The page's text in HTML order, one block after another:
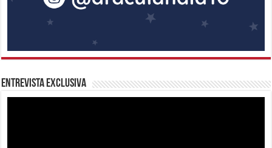
Entrevista Exclusiva